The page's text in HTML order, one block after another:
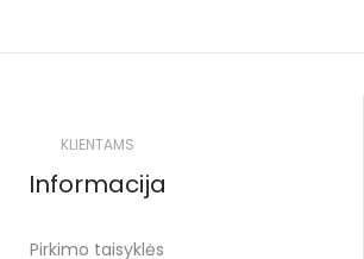
KLIENTAMS
Informacija
Pirkimo taisyklės